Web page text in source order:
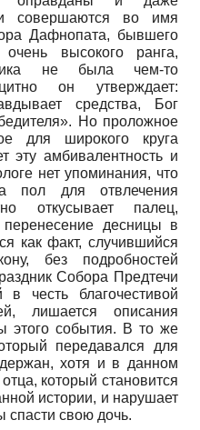
совершаются во имя
Дафнопата, бывшего
высокого ранга,
не была чем-то
он утверждает:
средства, Бог
Но проложное
для широкого круга
эту амбивалентность и
нет упоминания, что
пол для отвлечения
откусывает палец,
десницы в
как факт, случившийся
без подробностей
Собора Предтечи
честь благочестивой
лишается описания
этого события. В то же
передавался для
хотя и в данном
который становится
истории, и нарушает
спасти свою дочь.